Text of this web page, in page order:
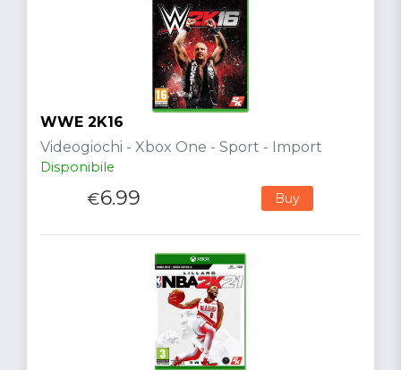
WWE 2K16
Videogiochi - Xbox One - Sport - Import
Disponibile
€6.99 Buy